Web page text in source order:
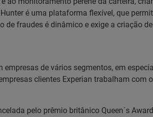
é uma plataforma flexível, que
de fraudes é dinâmico e exige a criação
de vários segmentos, em
clientes Experian trabalham com
pelo prêmio britânico Queen´s